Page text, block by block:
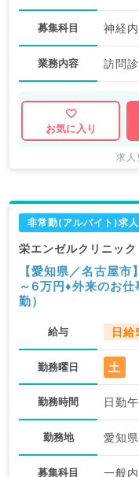
募集科目
業務内容 訪問
お気に入り
求
非常勤(アルバイト)求人
栄エンゼルクリニック
【愛知県／名古屋
～6万円♦外来のお
勤）
給与 日
勤務曜日 土
勤務時間 日勤
勤務地 愛知
募集科目 一般